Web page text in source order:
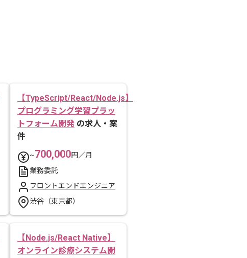
【TypeScript/React/Node.js】
プログラミング学習プラッ
トフォーム開発 の求人・案
件
~700,000円／月
業務委託
フロントエンドエンジニア
渋谷（東京都）
【Node.js/React Native】
オンライン診療システム開